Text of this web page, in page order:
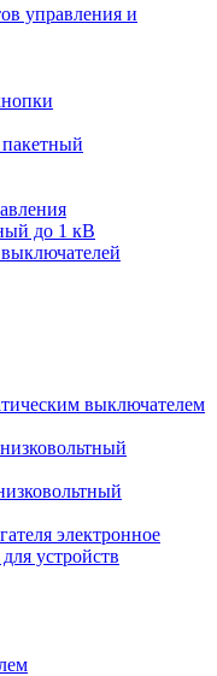
управления и
до 1 кВ
выключателем
электронное
устройств